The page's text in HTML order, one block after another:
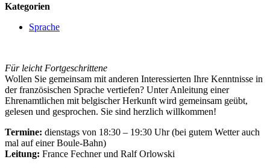
Kategorien
Sprache
Für leicht Fortgeschrittene
Wollen Sie gemeinsam mit anderen Interessierten Ihre Kenntnisse in
der französischen Sprache vertiefen? Unter Anleitung einer
Ehrenamtlichen mit belgischer Herkunft wird gemeinsam geübt,
gelesen und gesprochen. Sie sind herzlich willkommen!
Termine: dienstags von 18:30 – 19:30 Uhr (bei gutem Wetter auch
mal auf einer Boule-Bahn)
Leitung: France Fechner und Ralf Orlowski